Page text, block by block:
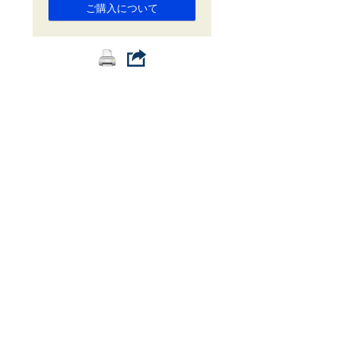
ご購入について